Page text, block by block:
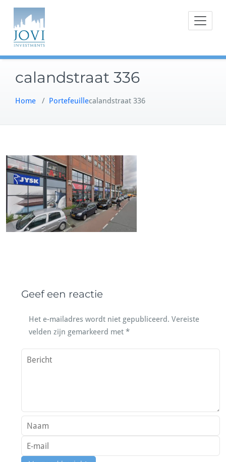
Doorgaan
inhoud
calandstraat 336
Home / Portefeuillecalandstraat 336
Geef een reactie
Het e-mailadres wordt niet gepubliceerd. Vereiste
velden zijn gemarkeerd met *